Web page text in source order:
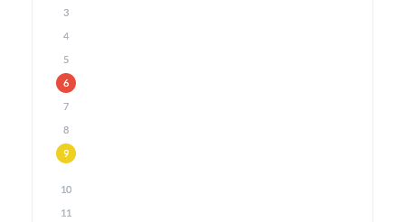
3
4
5
6
7
8
9
10
11